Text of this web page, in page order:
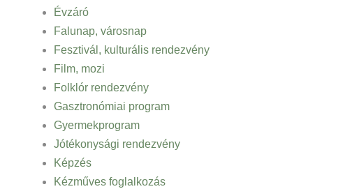
Évzáró
Falunap, városnap
Fesztivál, kulturális rendezvény
Film, mozi
Folklór rendezvény
Gasztronómiai program
Gyermekprogram
Jótékonysági rendezvény
Képzés
Kézműves foglalkozás